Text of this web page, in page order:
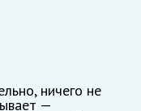
ничего не
—